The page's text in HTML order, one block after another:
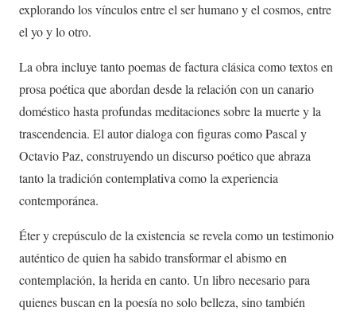
explorando los vínculos entre el ser humano y el cosmos, entre
el yo y lo otro.
La obra incluye tanto poemas de factura clásica como textos en
prosa poética que abordan desde la relación con un canario
doméstico hasta profundas meditaciones sobre la muerte y la
trascendencia. El autor dialoga con figuras como Pascal y
Octavio Paz, construyendo un discurso poético que abraza
tanto la tradición contemplativa como la experiencia
contemporánea.
Éter y crepúsculo de la existencia se revela como un testimonio
auténtico de quien ha sabido transformar el abismo en
contemplación, la herida en canto. Un libro necesario para
quienes buscan en la poesía no solo belleza, sino también